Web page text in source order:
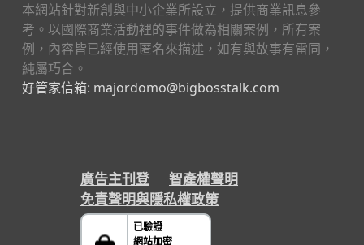
本網站針對新創與中小企業所設立，提供商業訊息參
考。以國際商業活動裡的事件做為相關案例，所有案
例，內容皆已經使用匿名來描述，如有與故事有雷同，
純屬巧合。
好管家信箱: majordomo@bigbosstalk.com
廣告主刊登
智產權聲明
免責聲明與隱私權政策